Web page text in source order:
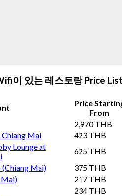
이 있는 레스토랑 Price List
Price
From
2,970 THB
Chiang Mai
423 THB
Lounge at
625 THB
Mai)
375 THB
Mai)
217 THB
234 THB